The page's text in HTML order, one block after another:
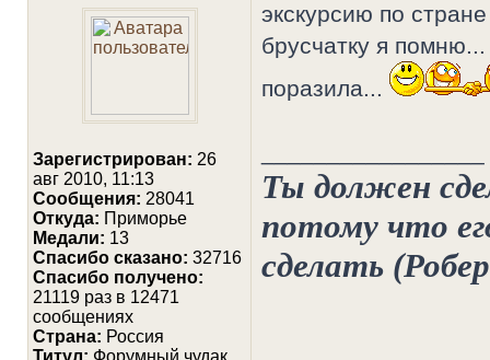
Зарегистрирован: 26
авг 2010, 11:13
Сообщения: 28041
Откуда: Приморье
Медали: 13
Cпасибо сказано: 32716
Спасибо получено:
21119 раз в 12471
сообщениях
Страна: Россия
Титул: Форумный чудак
экскурсию по
брусчатку я
поразила...
Ты должен
потому что
сделать